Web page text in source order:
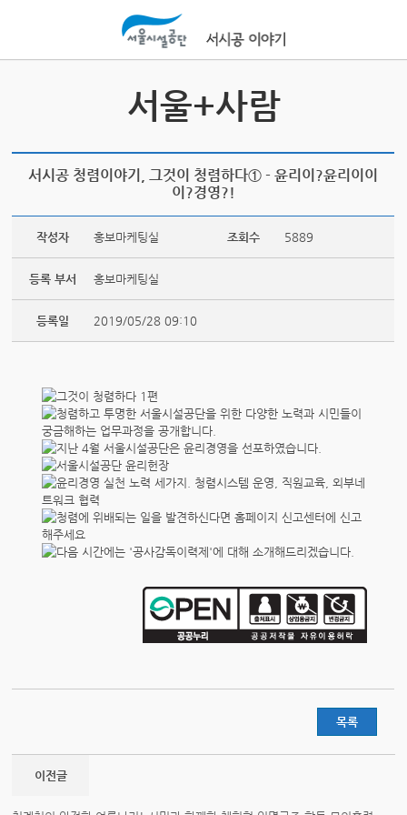
서울+사람
서시공 청렴이야기, 그것이 청렴하다① - 윤리이?윤리이이
이?경영?!
작성자 홍보마케팅실 조회수 5889
등록 부서 홍보마케팅실
등록일 2019/05/28 09:10
목록
이전글